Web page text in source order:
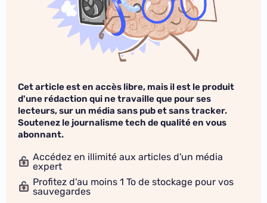
Cet article est en accès libre, mais il est le produit
d'une rédaction qui ne travaille que pour ses
lecteurs, sur un média sans pub et sans tracker.
Soutenez le journalisme tech de qualité en vous
abonnant.
Accédez en illimité aux articles d'un média
expert
Profitez d'au moins 1 To de stockage pour vos
sauvegardes